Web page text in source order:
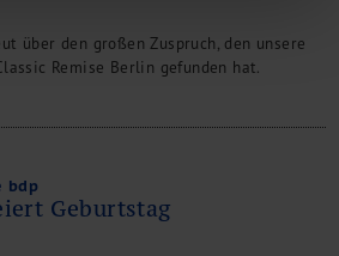
über den großen Zuspruch, den unsere
Remise Berlin gefunden hat.
bdp
Geburtstag